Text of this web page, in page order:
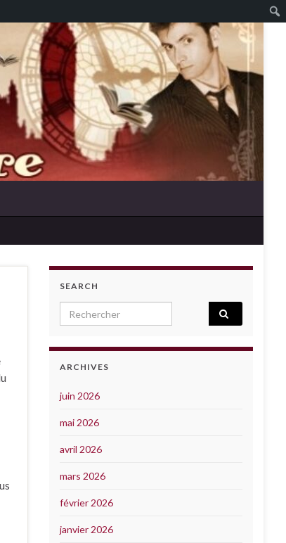
SEARCH
Search for:
ARCHIVES
juin 2026
mai 2026
avril 2026
mars 2026
février 2026
janvier 2026